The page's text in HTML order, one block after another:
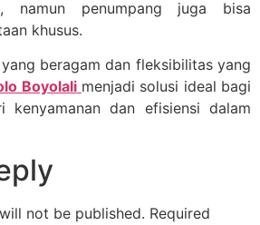
namun penumpang juga bisa
khusus.
beragam dan fleksibilitas yang
Boyolali menjadi solusi ideal bagi
kenyamanan dan efisiensi dalam
not be published. Required